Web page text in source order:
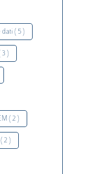
dati ( 5 )
3 )
( 2 )
2 )